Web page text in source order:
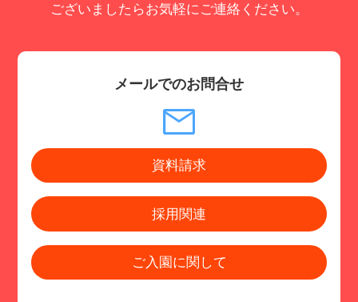
ございましたらお気軽にご連絡ください。
メールでのお問合せ
資料請求
採用関連
ご入園に関して